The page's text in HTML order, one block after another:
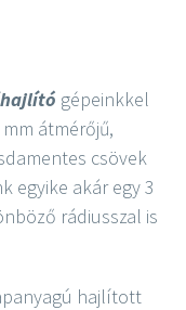
gépeinkkel
átmérőjű,
csövek
egyike akár egy 3
rádiusszal is
hajlított